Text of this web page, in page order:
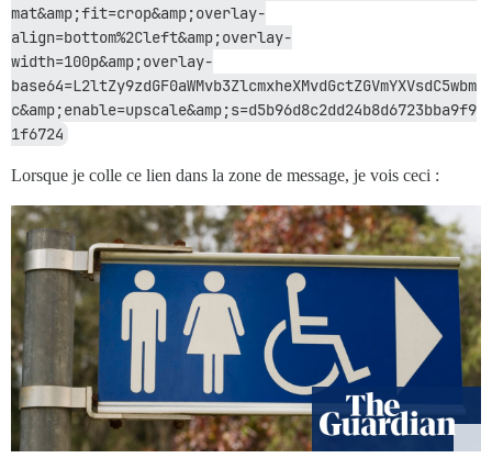
mat&amp;fit=crop&amp;overlay-
align=bottom%2Cleft&amp;overlay-
width=100p&amp;overlay-
base64=L2ltZy9zdGF0aWMvb3ZlcmxheXMvdGctZGVmYXVsdC5wbm
c&amp;enable=upscale&amp;s=d5b96d8c2dd24b8d6723bba9f9
1f6724
Lorsque je colle ce lien dans la zone de message, je vois ceci :